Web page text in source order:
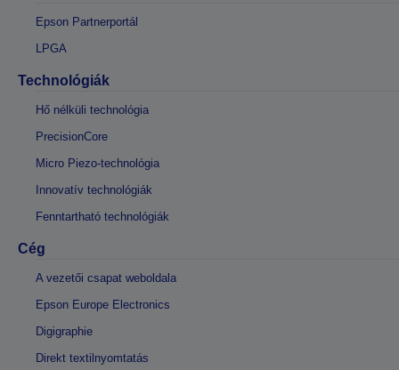
Epson Partnerportál
LPGA
Technológiák
Hő nélküli technológia
PrecisionCore
Micro Piezo-technológia
Innovatív technológiák
Fenntartható technológiák
Cég
A vezetői csapat weboldala
Epson Europe Electronics
Digigraphie
Direkt textilnyomtatás